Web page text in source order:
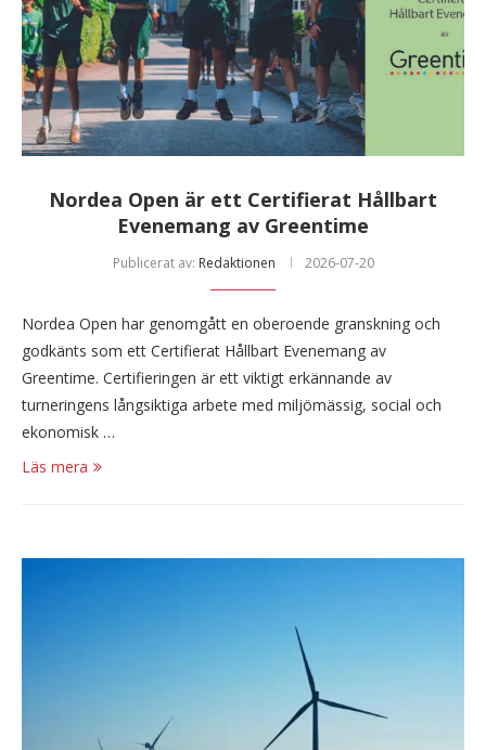
Nordea Open är ett Certifierat Hållbart
Evenemang av Greentime
Publicerat av: Redaktionen 2026-07-20
Nordea Open har genomgått en oberoende granskning och
godkänts som ett Certifierat Hållbart Evenemang av
Greentime. Certifieringen är ett viktigt erkännande av
turneringens långsiktiga arbete med miljömässig, social och
ekonomisk …
Läs mera